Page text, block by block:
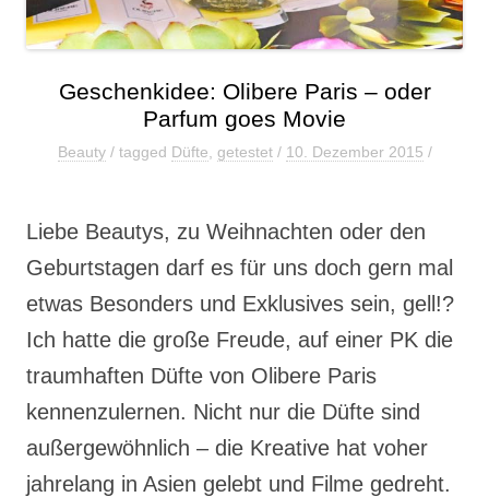
Geschenkidee: Olibere Paris – oder
Parfum goes Movie
Beauty/ tagged Düfte, getestet/ 10. Dezember 2015 /
Liebe Beautys, zu Weihnachten oder den
Geburtstagen darf es für uns doch gern mal
etwas Besonders und Exklusives sein, gell!?
Ich hatte die große Freude, auf einer PK die
traumhaften Düfte von Olibere Paris
kennenzulernen. Nicht nur die Düfte sind
außergewöhnlich – die Kreative hat voher
jahrelang in Asien gelebt und Filme gedreht.